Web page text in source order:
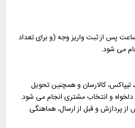
تحویل حضوری سفارش حداکثر 6 ساعت پس از ثبت واریز وجه (و برای تعداد
می شود.
کالارسان و همچنین تحویل
دلخواه و انتخاب مشتری انجام می شود.
پردازش و قبل از ارسال، هماهنگی